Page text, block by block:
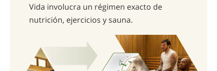
Vida involucra un régimen exacto de
nutrición, ejercicios y sauna.